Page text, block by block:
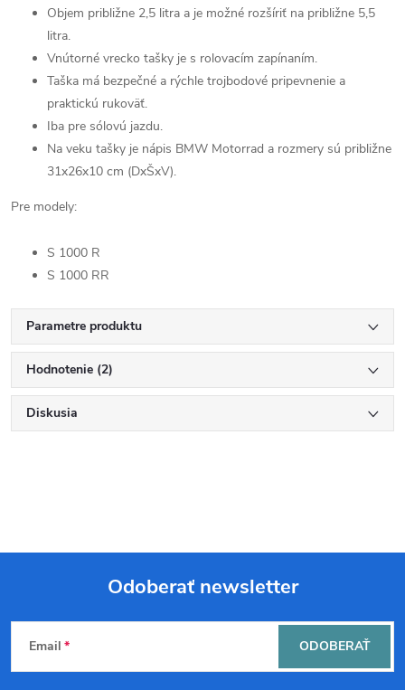
Objem približne 2,5 litra a je možné rozšíriť na približne 5,5
litra.
Vnútorné vrecko tašky je s rolovacím zapínaním.
Taška má bezpečné a rýchle trojbodové pripevnenie a
praktickú rukoväť.
Iba pre sólovú jazdu.
Na veku tašky je nápis BMW Motorrad a rozmery sú približne
31x26x10 cm (DxŠxV).
Pre modely:
S 1000 R
S 1000 RR
Parametre produktu
Hodnotenie (2)
Diskusia
Z
á
Odoberať newsletter
Email ODOBERAŤ